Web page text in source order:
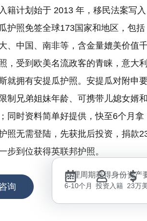
籍计划始于 2013 年，移民法案写入
护照免签全球173国家和地区，包括
、中国、南非等，含金量媲美价值
，受到欧美名流政客的青睐，意大利
就拥有安提瓜护照。安提瓜对附申
制兄弟姐妹年龄、可携带儿媳女婿和
同时资料简单好提供，快至6个月拿
照无需登陆，先获批后投资，捐款
步到位获得英联邦护照。
询
办理周期
6-10个月
获得身份
投资入籍
资产
23万